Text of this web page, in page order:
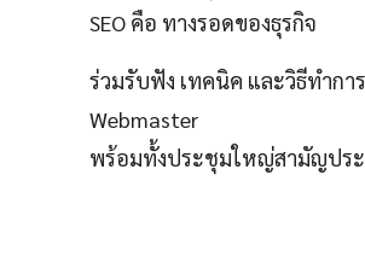
SEO คือ ทางรอดของธุรกิจ
ร่วมรับฟัง เทคนิค และวิธีทำก
Webmaster
พร้อมทั้งประชุมใหญ่สามัญปร